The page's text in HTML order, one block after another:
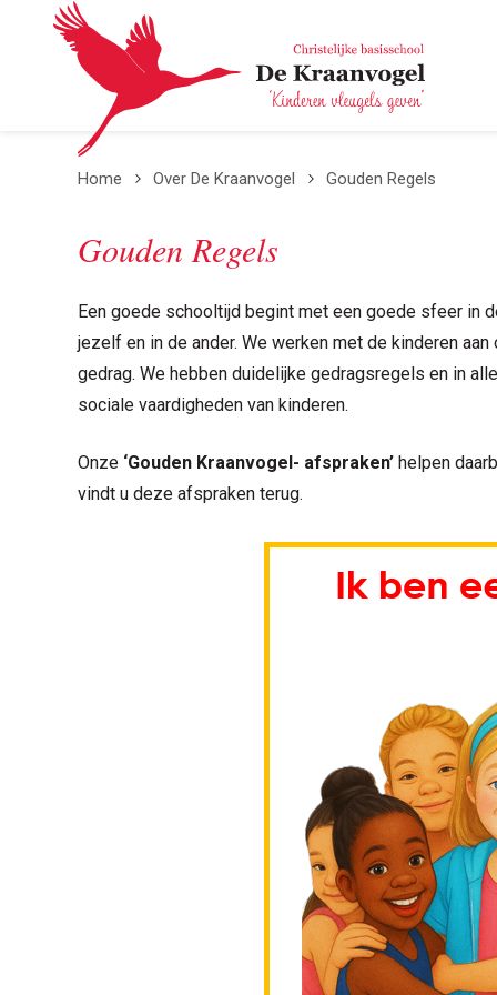
Overslaan en naar de inhoud gaan
Home Over De Kraanvogel Gouden Regels
Gouden Regels
Een goede schooltijd begint met een goede sfeer in
jezelf en in de ander. We werken met de kinderen
gedrag. We hebben duidelijke gedragsregels en in
sociale vaardigheden van kinderen.
Onze ‘Gouden Kraanvogel- afspraken’ helpen
vindt u deze afspraken terug.